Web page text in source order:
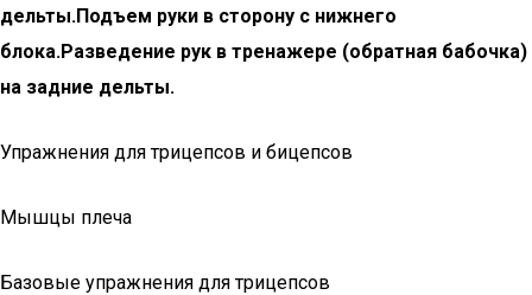
дельты.Подъем руки в сторону с нижнего
блока.Разведение рук в тренажере (обратная бабочка)
на задние дельты.
Упражнения для трицепсов и бицепсов
Мышцы плеча
Базовые упражнения для трицепсов